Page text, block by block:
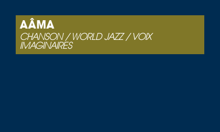
AÂMA
CHANSON / WORLD JAZZ / VOIX
IMAGINAIRES